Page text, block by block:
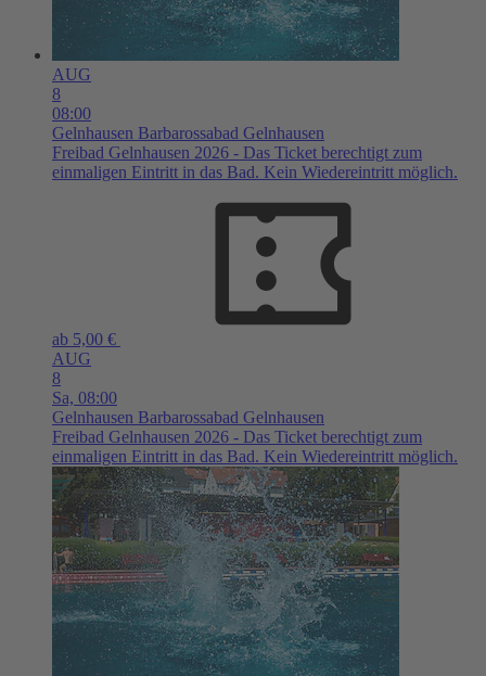
AUG
8
08:00
Gelnhausen Barbarossabad Gelnhausen
Freibad Gelnhausen 2026 - Das Ticket berechtigt zum
einmaligen Eintritt in das Bad. Kein Wiedereintritt möglich.
ab 5,00 €
AUG
8
Sa, 08:00
Gelnhausen Barbarossabad Gelnhausen
Freibad Gelnhausen 2026 - Das Ticket berechtigt zum
einmaligen Eintritt in das Bad. Kein Wiedereintritt möglich.